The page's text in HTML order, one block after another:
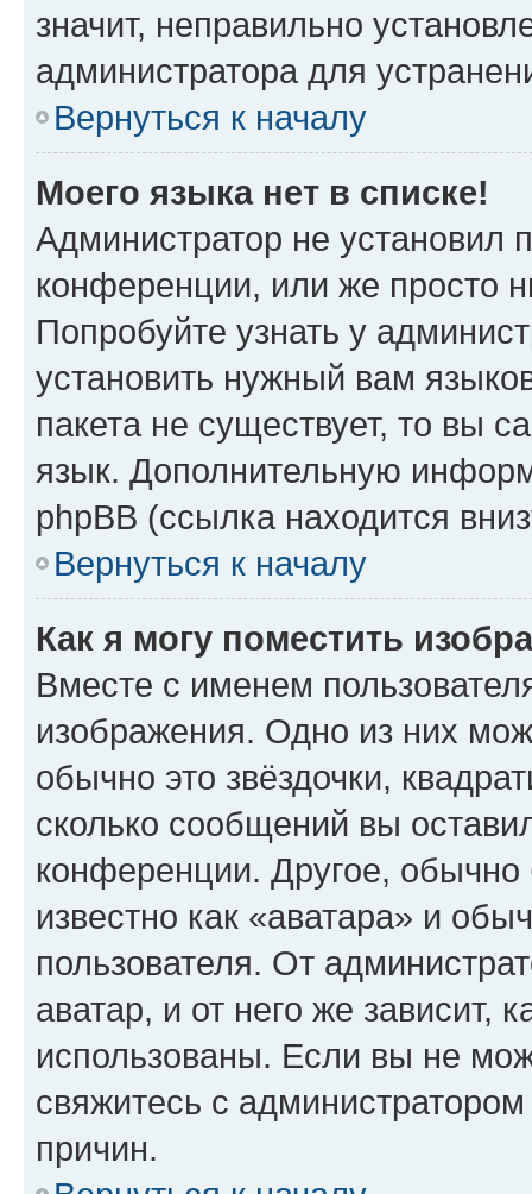
значит, неправильно
администратора для
Вернуться к началу
Моего языка нет в списке!
Администратор не установил
конференции, или же просто
Попробуйте узнать у
установить нужный вам
пакета не существует, то вы
язык. Дополнительную
phpBB (ссылка находится
Вернуться к началу
Как я могу поместить
Вместе с именем
изображения. Одно из них
обычно это звёздочки,
сколько сообщений вы
конференции. Другое,
известно как «аватара» и
пользователя. От
аватар, и от него же зависит,
использованы. Если вы не
свяжитесь с
причин.